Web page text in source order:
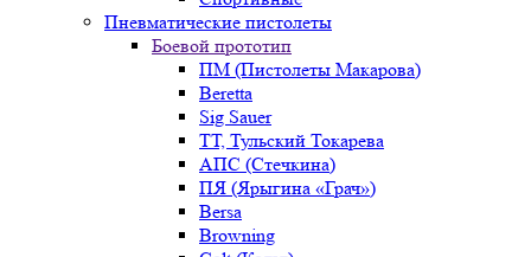
Пневматические пистолеты
Боевой прототип
ПМ (Пистолеты Макарова)
Beretta
Sig Sauer
ТТ, Тульский Токарева
АПС (Стечкина)
ПЯ (Ярыгина «Грач»)
Bersa
Browning